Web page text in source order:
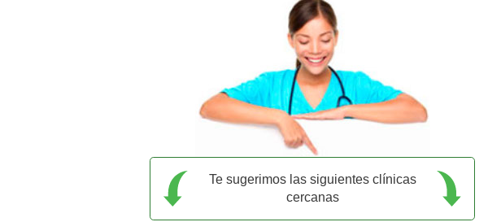
Te sugerimos las siguientes clínicas
cercanas